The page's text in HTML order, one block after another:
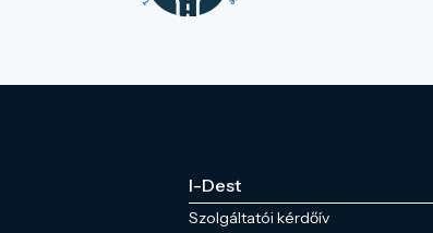
I-Dest
Szolgáltatói kérdőív